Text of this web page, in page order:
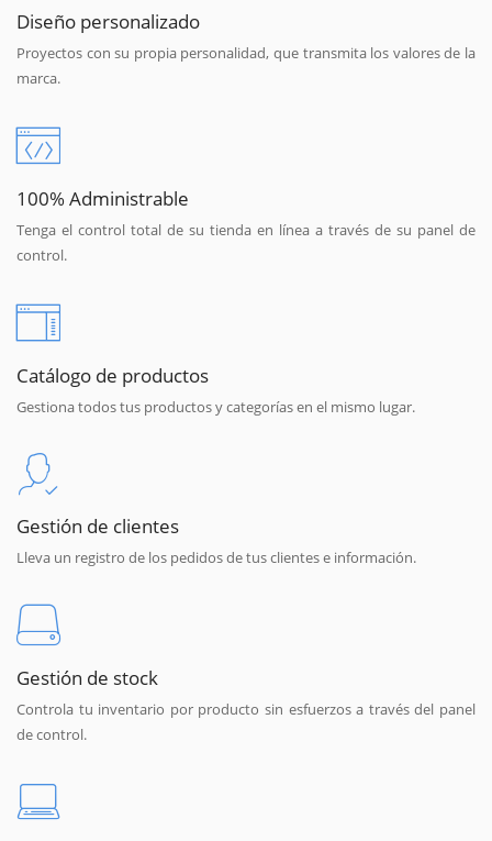
Diseño personalizado
Proyectos con su propia personalidad, que transmita los valores de la
marca.
100% Administrable
Tenga el control total de su tienda en línea a través de su panel de
control.
Catálogo de productos
Gestiona todos tus productos y categorías en el mismo lugar.
Gestión de clientes
Lleva un registro de los pedidos de tus clientes e información.
Gestión de stock
Controla tu inventario por producto sin esfuerzos a través del panel
de control.